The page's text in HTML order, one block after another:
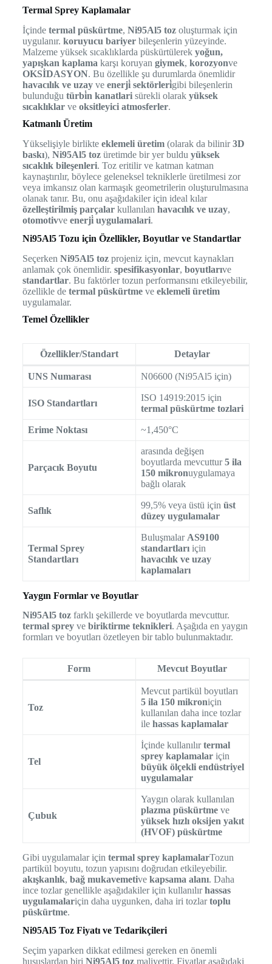
Termal Sprey Kaplamalar
İçinde termal püskürtme, Ni95Al5 tozoluşturmak için
uygulanır. koruyucu bariyerbileşenlerin yüzeyinde.
Malzeme yüksek sıcaklıklarda püskürtülerek yoğun,
yapışkan kaplama karşı koruyan giymek, korozyonve
OKSİDASYON. Bu özellikle şu durumlarda önemlidir
havacılık ve uzayve enerji̇ sektörleri̇gibi bileşenlerin
bulunduğu türbi̇n kanatlarisürekli olarak yüksek
sıcaklıklarve oksitleyici atmosferler.
Katmanlı Üretim
Yükselişiyle birlikte eklemeli üretim(olarak da bilinir3D
baskı), Ni95Al5 tozüretimde bir yer buldu yüksek
sıcaklık bileşenleri. Toz eritilir ve katman katman
kaynaştırılır, böylece geleneksel tekniklerle üretilmesi zor
veya imkansız olan karmaşık geometrilerin oluşturulmasına
olanak tanır. Bu, onu aşağıdakiler için ideal kılar
özelleştirilmiş parçalarkullanılan havacılık ve uzay,
otomotivve enerji̇ uygulamalari.
Ni95Al5 Tozu için Özellikler, Boyutlar ve Standartlar
Seçerken Ni95Al5 tozprojeniz için, mevcut kaynakları
anlamak çok önemlidir. spesifikasyonlar, boyutlarıve
standartlar. Bu faktörler tozun performansını etkileyebilir,
özellikle de termal püskürtmeve eklemeli üretim
uygulamalar.
Temel Özellikler
Özellikler/Standart Detaylar
UNS Numarası N06600 (Ni95Al5 için)
ISO Standartları
ISO 14919:2015 için
termal püskürtme tozlari
Erime Noktası ~1,450°C
Parçacık Boyutu
arasında değişen
boyutlarda mevcuttur5 ila
150 mikronuygulamaya
bağlı olarak
Saflık
99,5% veya üstü için üst
düzey uygulamalar
Termal Sprey
Standartları
Buluşmalar AS9100
standartlarıiçin
havacılık ve uzay
kaplamaları
Yaygın Formlar ve Boyutlar
Ni95Al5 tozfarklı şekillerde ve boyutlarda mevcuttur.
termal spreyve biriktirme teknikleri. Aşağıda en yaygın
formları ve boyutları özetleyen bir tablo bulunmaktadır.
Form Mevcut Boyutlar
Toz
Mevcut partikül boyutları
5 ila 150 mikroniçin
kullanılan daha ince tozlar
ile hassas kaplamalar
Tel
İçinde kullanılırtermal
sprey kaplamalariçin
büyük ölçekli endüstriyel
uygulamalar
Çubuk
Yaygın olarak kullanılan
plazma püskürtmeve
yüksek hızlı oksijen yakıt
(HVOF) püskürtme
Gibi uygulamalar için termal sprey kaplamalarTozun
partikül boyutu, tozun yapısını doğrudan etkileyebilir.
akışkanlık, bağ mukavemetive kapsama alanı. Daha
ince tozlar genellikle aşağıdakiler için kullanılırhassas
uygulamalariçin daha uygunken, daha iri tozlartoplu
püskürtme.
Ni95Al5 Toz Fiyatı ve Tedarikçileri
Seçim yaparken dikkat edilmesi gereken en önemli
hususlardan biri Ni95Al5 tozmaliyettir. Fiyatlar aşağıdaki